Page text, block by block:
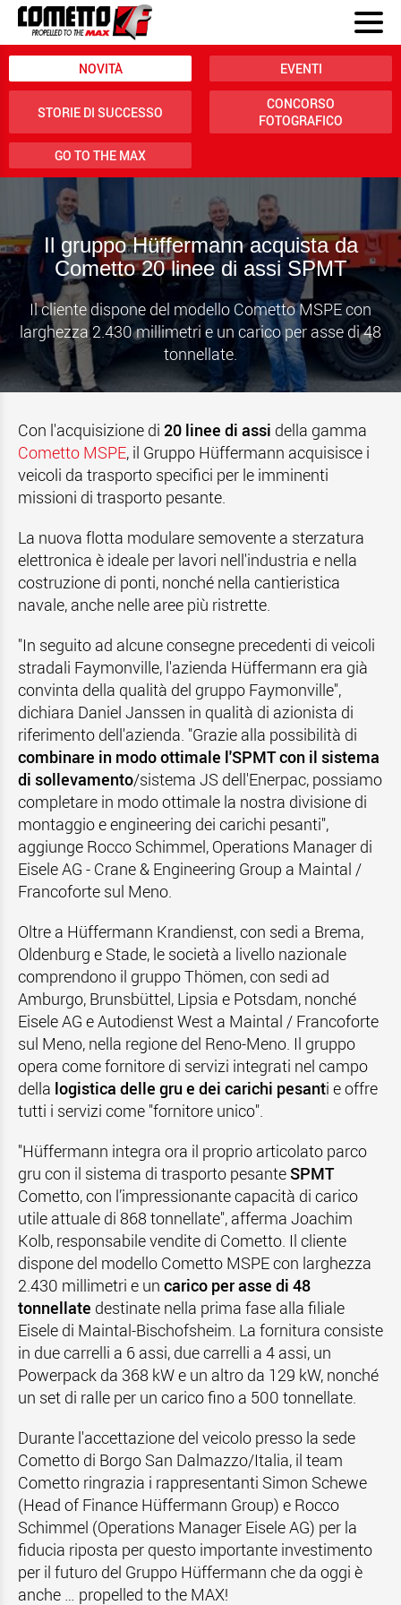
NOVITÀ EVENTI
STORIE DI SUCCESSO
CONCORSO
FOTOGRAFICO
GO TO THE MAX
Il gruppo Hüffermann acquista da
Cometto 20 linee di assi SPMT
Il cliente dispone del modello Cometto MSPE con
larghezza 2.430 millimetri e un carico per asse di 48
tonnellate.
Con l'acquisizione di 20 linee di assi della gamma
Cometto MSPE, il Gruppo Hüffermann acquisisce i
veicoli da trasporto specifici per le imminenti
missioni di trasporto pesante.
La nuova flotta modulare semovente a sterzatura
elettronica è ideale per lavori nell'industria e nella
costruzione di ponti, nonché nella cantieristica
navale, anche nelle aree più ristrette.
"In seguito ad alcune consegne precedenti di veicoli
stradali Faymonville, l'azienda Hüffermann era già
convinta della qualità del gruppo Faymonville",
dichiara Daniel Janssen in qualità di azionista di
riferimento dell'azienda. "Grazie alla possibilità di
combinare in modo ottimale l'SPMT con il sistema
di sollevamento/sistema JS dell'Enerpac, possiamo
completare in modo ottimale la nostra divisione di
montaggio e engineering dei carichi pesanti",
aggiunge Rocco Schimmel, Operations Manager di
Eisele AG - Crane & Engineering Group a Maintal /
Francoforte sul Meno.
Oltre a Hüffermann Krandienst, con sedi a Brema,
Oldenburg e Stade, le società a livello nazionale
comprendono il gruppo Thömen, con sedi ad
Amburgo, Brunsbüttel, Lipsia e Potsdam, nonché
Eisele AG e Autodienst West a Maintal / Francoforte
sul Meno, nella regione del Reno-Meno. Il gruppo
opera come fornitore di servizi integrati nel campo
della logistica delle gru e dei carichi pesanti e offre
tutti i servizi come "fornitore unico".
"Hüffermann integra ora il proprio articolato parco
gru con il sistema di trasporto pesanteSPMT
Cometto, con l’impressionante capacità di carico
utile attuale di 868 tonnellate", afferma Joachim
Kolb, responsabile vendite di Cometto. Il cliente
dispone del modello Cometto MSPE con larghezza
2.430 millimetri e un carico per asse di 48
tonnellate destinate nella prima fase alla filiale
Eisele di Maintal-Bischofsheim. La fornitura consiste
in due carrelli a 6 assi, due carrelli a 4 assi, un
Powerpack da 368 kW e un altro da 129 kW, nonché
un set di ralle per un carico fino a 500 tonnellate.
Durante l'accettazione del veicolo presso la sede
Cometto di Borgo San Dalmazzo/Italia, il team
Cometto ringrazia i rappresentanti Simon Schewe
(Head of Finance Hüffermann Group) e Rocco
Schimmel (Operations Manager Eisele AG) per la
fiducia riposta per questo importante investimento
per il futuro del Gruppo Hüffermann che da oggi è
anche … propelled to the MAX!